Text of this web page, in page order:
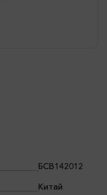
БСВ142012
Китай